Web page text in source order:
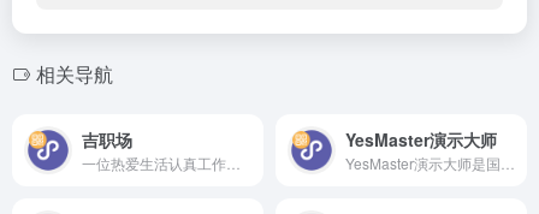
相关导航
吉职场 YesMaster演示大师